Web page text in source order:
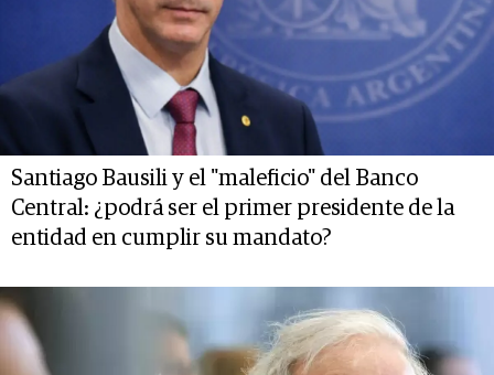
Santiago Bausili y el "maleficio" del Banco
Central: ¿podrá ser el primer presidente de la
entidad en cumplir su mandato?